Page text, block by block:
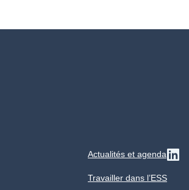
Actualités et agenda
Travailler dans l’ESS